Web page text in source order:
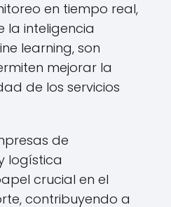
en tiempo real,
la inteligencia
learning, son
mejorar la
de los servicios
de
logística
crucial en el
contribuyendo a